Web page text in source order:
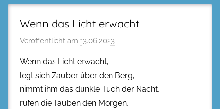
Wenn das Licht erwacht
Veröffentlicht am 13.06.2023
Wenn das Licht erwacht,
legt sich Zauber über den Berg,
nimmt ihm das dunkle Tuch der Nacht,
rufen die Tauben den Morgen,